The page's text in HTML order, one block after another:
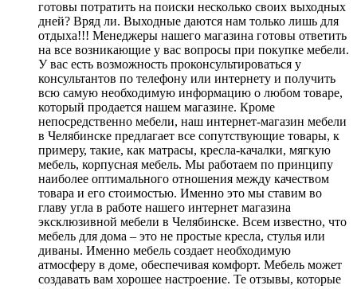
готовы потратить на поиски несколько своих выходных
дней? Вряд ли. Выходные даются нам только лишь для
отдыха!!! Менеджеры нашего магазина готовы ответить
на все возникающие у вас вопросы при покупке мебели.
У вас есть возможность проконсультироваться у
консультантов по телефону или интернету и получить
всю самую необходимую информацию о любом товаре,
который продается нашем магазине. Кроме
непосредственно мебели, наш интернет-магазин мебели
в Челябинске предлагает все сопутствующие товары, к
примеру, такие, как матрасы, кресла-качалки, мягкую
мебель, корпусная мебель. Мы работаем по принципу
наиболее оптимального отношения между качеством
товара и его стоимостью. Именно это мы ставим во
главу угла в работе нашего интернет магазина
эксклюзивной мебели в Челябинске. Всем известно, что
мебель для дома – это не простые кресла, стулья или
диваны. Именно мебель создает необходимую
атмосферу в доме, обеспечивая комфорт. Мебель может
создавать вам хорошее настроение. Те отзывы, которые